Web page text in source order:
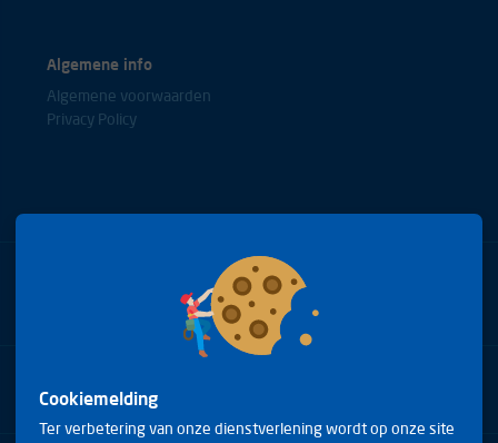
Algemene info
Algemene voorwaarden
Privacy Policy
Bel met onze experts
+31(0)85 0653688
Cookiemelding
Ter verbetering van onze dienstverlening wordt op onze site